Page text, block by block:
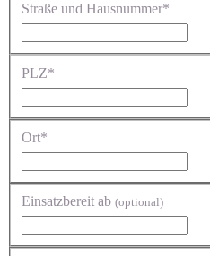
Straße und Hausnummer*
PLZ*
Ort*
Einsatzbereit ab (optional)